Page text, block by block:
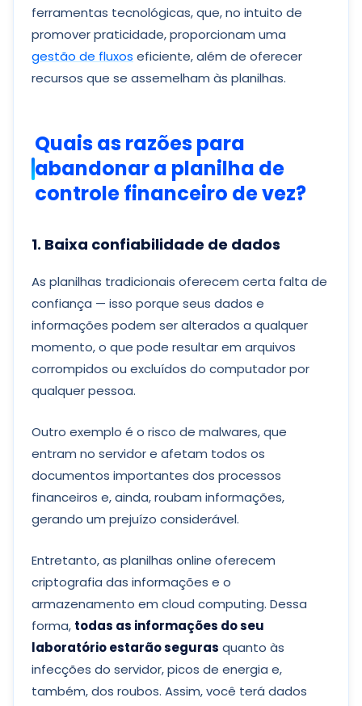
ferramentas tecnológicas, que, no intuito de
promover praticidade, proporcionam uma
gestão de fluxos eficiente, além de oferecer
recursos que se assemelham às planilhas.
Quais as razões para
abandonar a planilha de
controle financeiro de vez?
1. Baixa confiabilidade de dados
As planilhas tradicionais oferecem certa falta de
confiança — isso porque seus dados e
informações podem ser alterados a qualquer
momento, o que pode resultar em arquivos
corrompidos ou excluídos do computador por
qualquer pessoa.
Outro exemplo é o risco de malwares, que
entram no servidor e afetam todos os
documentos importantes dos processos
financeiros e, ainda, roubam informações,
gerando um prejuízo considerável.
Entretanto, as planilhas online oferecem
criptografia das informações e o
armazenamento em cloud computing. Dessa
forma, todas as informações do seu
laboratório estarão seguras quanto às
infecções do servidor, picos de energia e,
também, dos roubos. Assim, você terá dados